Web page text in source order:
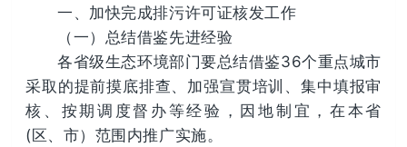
一、加快完成排污许可证核发工作
（一）总结借鉴先进经验
各省级生态环境部门要总结借鉴36个重点城市
采取的提前摸底排查、加强宣贯培训、集中填报审
核、按期调度督办等经验，因地制宜，在本省
(区、市）范围内推广实施。